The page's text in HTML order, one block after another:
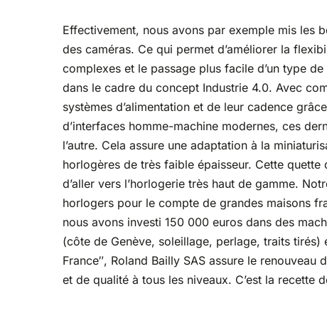
Effectivement, nous avons par exemple mis les
des caméras. Ce qui permet d’améliorer la
complexes et le passage plus facile d’un type
dans le cadre du concept Industrie 4.0. Avec
systèmes d’alimentation et de leur cadence
d’interfaces homme-machine modernes, ces
l’autre. Cela assure une adaptation à la
horlogères de très faible épaisseur. Cette
d’aller vers l’horlogerie très haut de gamme.
horlogers pour le compte de grandes maisons
nous avons investi 150 000 euros dans des
(côte de Genève, soleillage, perlage, traits
France″, Roland Bailly SAS assure le
et de qualité à tous les niveaux. C’est la recette